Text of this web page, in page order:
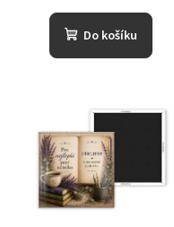
Do košíku